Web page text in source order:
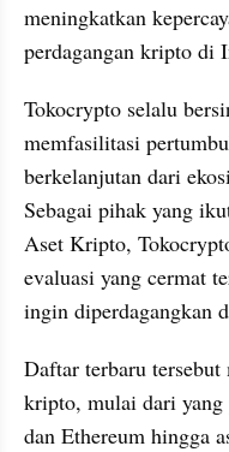
meningkatkan
perdagangan kripto di
Tokocrypto selalu
memfasilitasi
berkelanjutan dari
Sebagai pihak yang
Aset Kripto,
evaluasi yang cermat
ingin diperdagangkan
Daftar terbaru tersebut
kripto, mulai dari
dan Ethereum hingga